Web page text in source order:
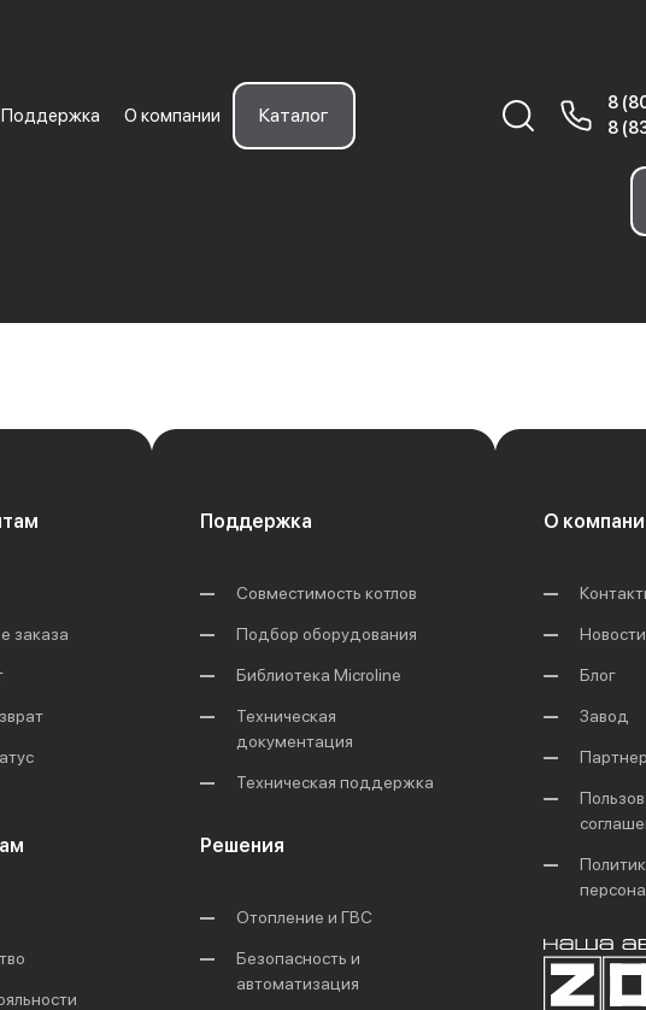
Поддержка О компании Каталог
Найти:
8
8
заказа
Поддержка
Совместимость котлов
Подбор оборудования
Библиотека Microline
Техническая
документация
Техническая поддержка
Решения
Отопление и ГВС
Безопасность и
автоматизация
О
Новости
Блог
Завод